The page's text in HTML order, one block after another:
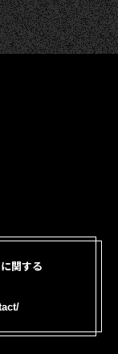
関する